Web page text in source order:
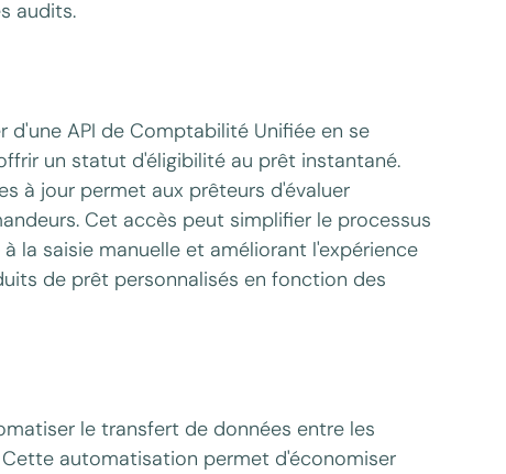
audits.
API de Comptabilité Unifiée en se
un statut d'éligibilité au prêt instantané.
à jour permet aux prêteurs d'évaluer
Cet accès peut simplifier le processus
la saisie manuelle et améliorant l'expérience
de prêt personnalisés en fonction des
le transfert de données entre les
automatisation permet d'économiser